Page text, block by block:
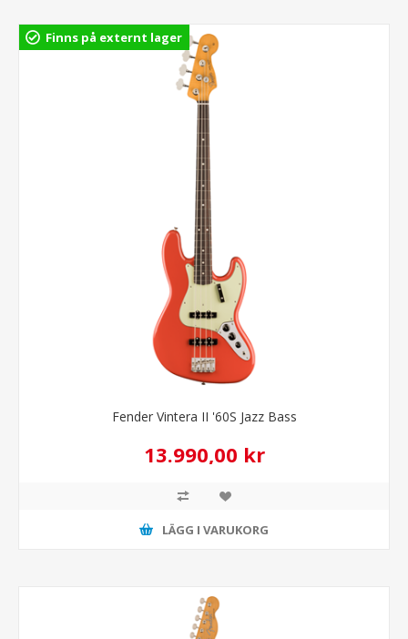
Finns på externt lager
Fender Vintera II '60S Jazz Bass
13.990,00 kr
LÄGG I VARUKORG